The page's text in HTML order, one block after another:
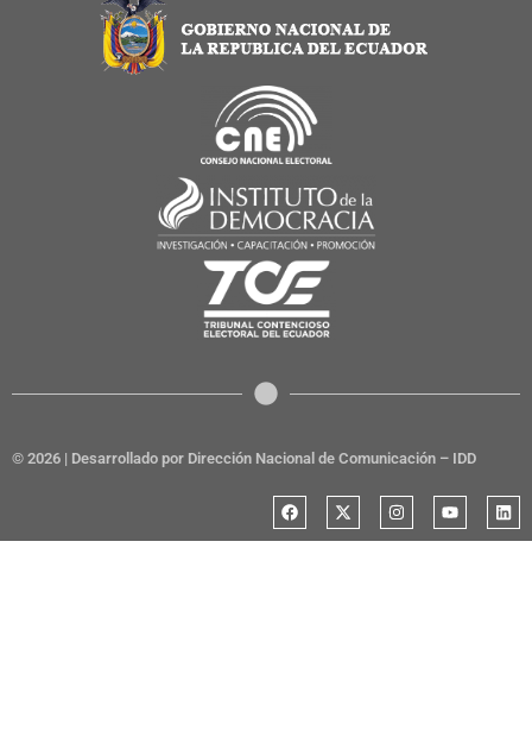
© 2026 | Desarrollado por Dirección Nacional de Comunicación – IDD